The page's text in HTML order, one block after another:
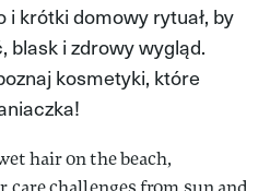
krótki domowy rytuał, by
i zdrowy wygląd.
kosmetyki, które